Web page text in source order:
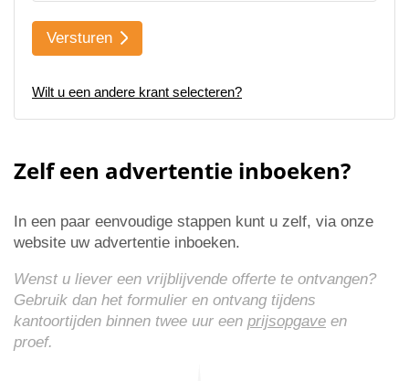
Versturen
Wilt u een andere krant selecteren?
Zelf een advertentie inboeken?
In een paar eenvoudige stappen kunt u zelf, via onze
website uw advertentie inboeken.
Wenst u liever een vrijblijvende offerte te ontvangen?
Gebruik dan het formulier en ontvang tijdens
kantoortijden binnen twee uur een prijsopgave en
proef.